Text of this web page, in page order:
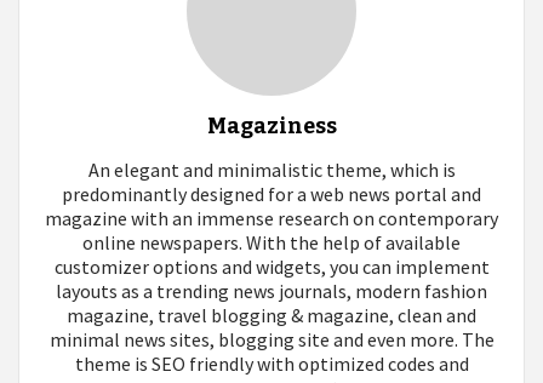
Magaziness
An elegant and minimalistic theme, which is
predominantly designed for a web news portal and
magazine with an immense research on contemporary
online newspapers. With the help of available
customizer options and widgets, you can implement
layouts as a trending news journals, modern fashion
magazine, travel blogging & magazine, clean and
minimal news sites, blogging site and even more. The
theme is SEO friendly with optimized codes and